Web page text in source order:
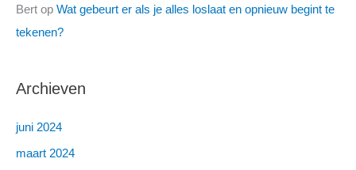
Bert op Wat gebeurt er als je alles loslaat en opnieuw begint te
tekenen?
Archieven
juni 2024
maart 2024